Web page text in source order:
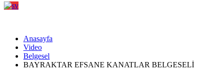
Anasayfa
Video
Belgesel
BAYRAKTAR EFSANE KANATLAR BELGESELİ